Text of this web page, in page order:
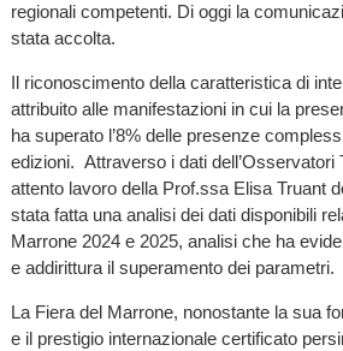
regionali competenti. Di oggi la
stata accolta.
Il riconoscimento della caratteristica di
attribuito alle manifestazioni in cui la
ha superato l’8% delle presenze
edizioni. Attraverso i dati dell’Osservatori
attento lavoro della Prof.ssa Elisa Truant
stata fatta una analisi dei dati disponibili
Marrone 2024 e 2025, analisi che ha
e addirittura il superamento dei parametri.
La Fiera del Marrone, nonostante la sua
e il prestigio internazionale certificato